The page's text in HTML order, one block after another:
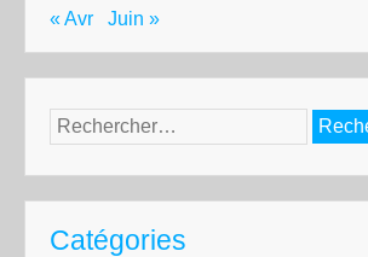
« Avr Juin »
Rechercher :
Catégories